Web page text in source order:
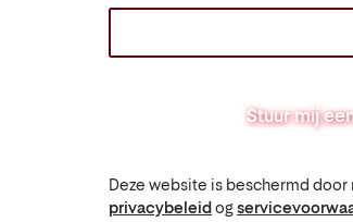
Stuur mij
Deze website is beschermd door
privacybeleidog